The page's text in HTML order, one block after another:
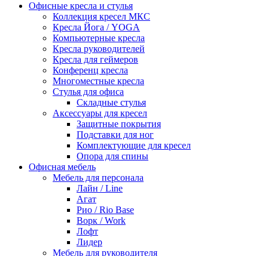
Офисные кресла и стулья
Коллекция кресел МКС
Кресла Йога / YOGA
Компьютерные кресла
Кресла руководителей
Кресла для геймеров
Конференц кресла
Многоместные кресла
Стулья для офиса
Складные стулья
Аксессуары для кресел
Защитные покрытия
Подставки для ног
Комплектующие для кресел
Опора для спины
Офисная мебель
Мебель для персонала
Лайн / Line
Агат
Рио / Rio Base
Ворк / Work
Лофт
Лидер
Мебель для руководителя